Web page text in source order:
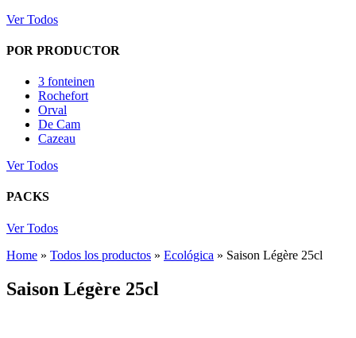
Ver Todos
POR PRODUCTOR
3 fonteinen
Rochefort
Orval
De Cam
Cazeau
Ver Todos
PACKS
Ver Todos
Home » Todos los productos » Ecológica » Saison Légère 25cl
Saison Légère 25cl